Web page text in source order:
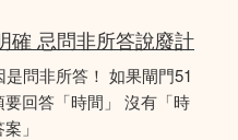
確 忌問非所答說廢計
問非所答！ 如果閘門51
回答「時間」 沒有「時
」